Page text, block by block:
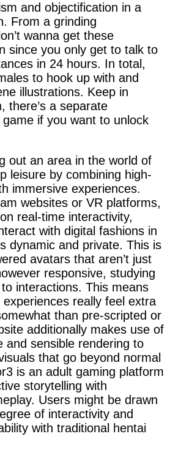
and objectification in a
From a grinding
wanna get these
since you only get to talk to
in 24 hours. In total,
to hook up with and
illustrations. Keep in
there’s a separate
if you want to unlock
out an area in the world of
leisure by combining high-
immersive experiences.
websites or VR platforms,
real-time interactivity,
with digital fashions in
dynamic and private. This is
avatars that aren’t just
responsive, studying
interactions. This means
really feel extra
than pre-scripted or
additionally makes use of
and sensible rendering to
that go beyond normal
is an adult gaming platform
storytelling with
Users might be drawn
of interactivity and
with traditional hentai